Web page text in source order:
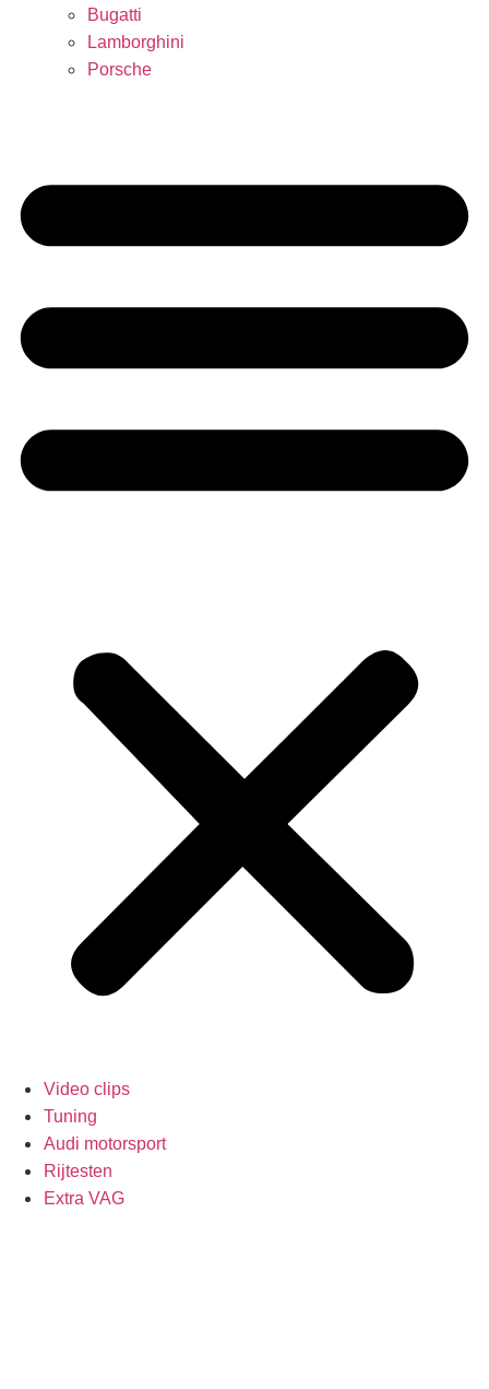
Bugatti
Lamborghini
Porsche
Video clips
Tuning
Audi motorsport
Rijtesten
Extra VAG